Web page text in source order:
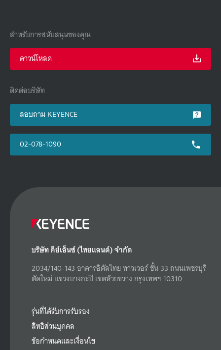
สำหรับการสนับสนุนของคุณ
ดาวน์โหลด
ติดต่อบริษัท
สอบถาม KEYENCE
02-078-1090
บริษัท คีย์เอ็นซ์ (ไทยแลนด์) จำกัด
2034/140-143 อาคารอิตัลไทย ทาวเวอร์ ชั้น 33 ถนนเพชรบุรี
ตัดใหม่ แขวงบางกะปิ เขตห้วยขวาง กรุงเทพฯ 10310
รุ่นที่ได้รับการรับรอง
สิทธิส่วนบุคคล
ข้อกำหนดและเงื่อนไข